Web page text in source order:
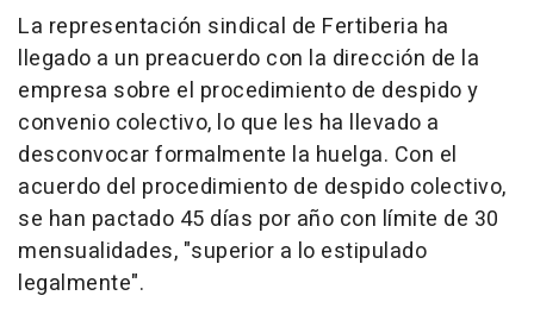
La representación sindical de Fertiberia ha
llegado a un preacuerdo con la dirección de la
empresa sobre el procedimiento de despido y
convenio colectivo, lo que les ha llevado a
desconvocar formalmente la huelga. Con el
acuerdo del procedimiento de despido colectivo,
se han pactado 45 días por año con límite de 30
mensualidades, "superior a lo estipulado
legalmente".